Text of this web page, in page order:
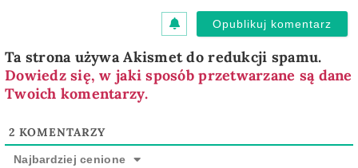
Ta strona używa Akismet do redukcji spamu.
Dowiedz się, w jaki sposób przetwarzane są dane
Twoich komentarzy.
2 KOMENTARZY
Najbardziej cenione